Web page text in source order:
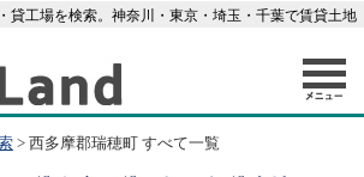
貸工場を検索。神奈川・東京・埼玉・千葉で賃貸土地
> 西多摩郡瑞穂町 すべて一覧